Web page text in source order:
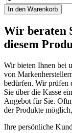
In den Warenkorb
Wir beraten
diesem
Wir bieten Ihnen bei
von
bedürfen. Wir prüfen
Sie über die Kasse
Angebot für Sie.
der Produkte
Ihre persönliche